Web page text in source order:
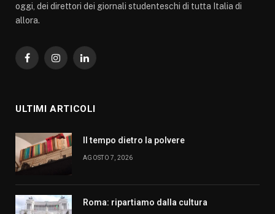
oggi, dei direttori dei giornali studenteschi di tutta Italia di
allora.
FacebookInstagramLinkedIn
ULTIMI ARTICOLI
Il tempo dietro la polvere
AGOSTO 7, 2026
Roma: ripartiamo dalla cultura